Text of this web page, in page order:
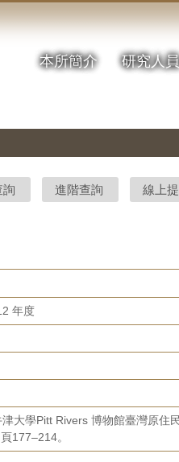
本所簡介 研究人員
詢 進階查詢 線上
年度
津大學Pitt Rivers 博物館臺灣原
177–214。